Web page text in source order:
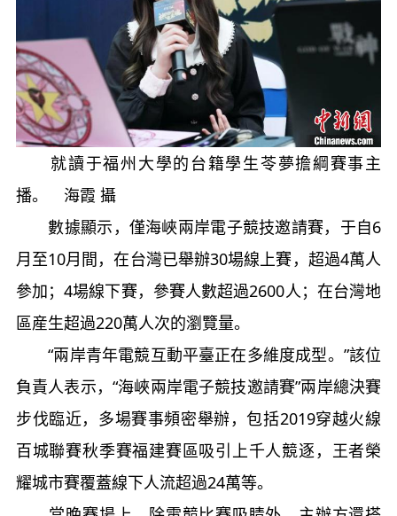
就讀于福州大學的台籍學生苓夢擔綱賽事主
播。 海霞 攝
數據顯示，僅海峽兩岸電子競技邀請賽，于自6
月至10月間，在台灣已舉辦30場線上賽，超過4萬人
參加；4場線下賽，參賽人數超過2600人；在台灣地
區産生超過220萬人次的瀏覽量。
“兩岸青年電競互動平臺正在多維度成型。”該位
負責人表示，“海峽兩岸電子競技邀請賽”兩岸總決賽
步伐臨近，多場賽事頻密舉辦，包括2019穿越火線
百城聯賽秋季賽福建賽區吸引上千人競逐，王者榮
耀城市賽覆蓋線下人流超過24萬等。